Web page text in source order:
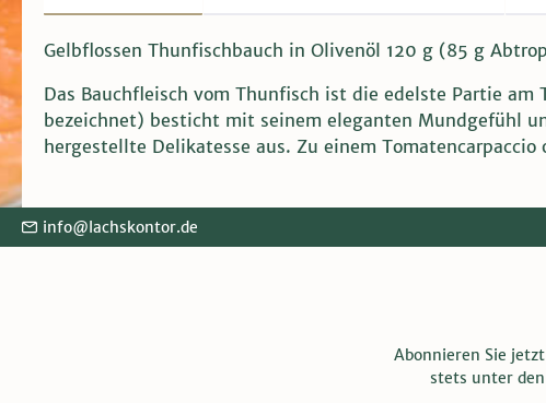
Gelbflossen Thunfischbauch in Olivenöl 120 g (85 g
Das Bauchfleisch vom Thunfisch ist die edelste Partie
bezeichnet) besticht mit seinem eleganten Mundgefühl
hergestellte Delikatesse aus. Zu einem
info@lachskontor.de
Abonnieren Sie
stets unter